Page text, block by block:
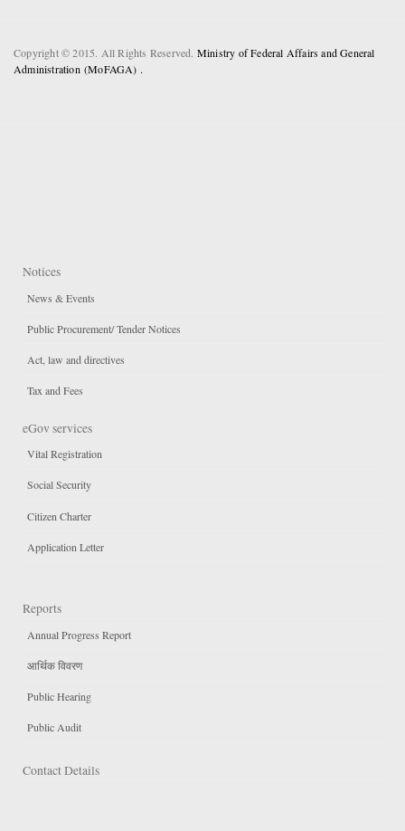
Copyright © 2015. All Rights Reserved. Ministry of Federal Affairs and General
Administration (MoFAGA) .
Notices
News & Events
Public Procurement/ Tender Notices
Act, law and directives
Tax and Fees
eGov services
Vital Registration
Social Security
Citizen Charter
Application Letter
Reports
Annual Progress Report
आर्थिक विवरण
Public Hearing
Public Audit
Contact Details